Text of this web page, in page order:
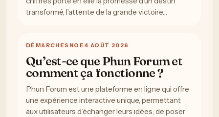
transformé, l’attente de la grande victoire…
DÉMARCHES NOE 4 AOÛT 2026
Qu’est-ce que Phun Forum et
comment ça fonctionne ?
Phun Forum est une plateforme en ligne qui offre
une expérience interactive unique, permettant
aux utilisateurs d’échanger leurs idées, de poser